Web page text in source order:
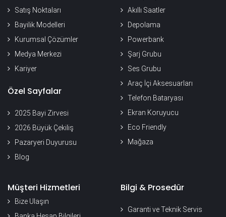
Satış Noktaları
Bayilik Modelleri
Kurumsal Çözümler
Medya Merkezi
Kariyer
Özel Sayfalar
2025 Bayi Zirvesi
2026 Büyük Çekiliş
Pazaryeri Duyurusu
Blog
Akıllı Saatler
Depolama
Powerbank
Şarj Grubu
Ses Grubu
Araç İçi Aksesuarları
Telefon Bataryası
Ekran Koruyucu
Eco Friendly
Mağaza
Müşteri Hizmetleri
Bize Ulaşın
Bilgi & Prosedür
Garanti ve Teknik Servis